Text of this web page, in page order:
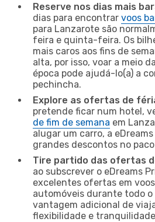
Reserve nos dias mais
dias para encontrar voos
para Lanzarote são
feira e quinta-feira. Os
mais caros aos fins de
alta, por isso, voar a meio
época pode ajudá-lo(a) a
pechincha.
Explore as ofertas de
pretende ficar num hotel,
de fim de semana em
alugar um carro, a
grandes descontos no
Tire partido das ofertas
ao subscrever o eDreams
excelentes ofertas em
automóveis durante todo o
vantagem adicional de
flexibilidade e